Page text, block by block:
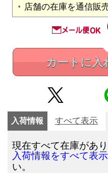
店舗の在庫を通信販
カートに入
入荷情報 すべて表示
現在すべて在庫があり
入荷情報をすべて表示
い。